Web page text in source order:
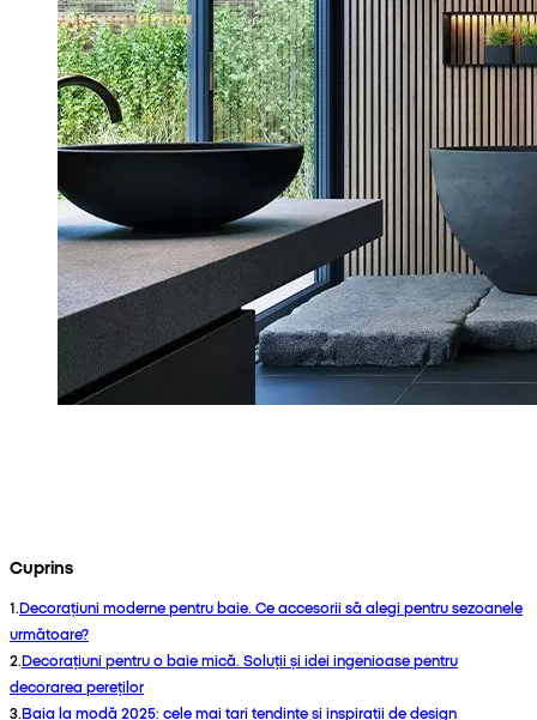
Cuprins
1.Decorațiuni moderne pentru baie. Ce accesorii să alegi pentru sezoanele
următoare?
2.Decorațiuni pentru o baie mică. Soluții și idei ingenioase pentru
decorarea pereților
3.Baia la modă 2025: cele mai tari tendințe și inspirații de design